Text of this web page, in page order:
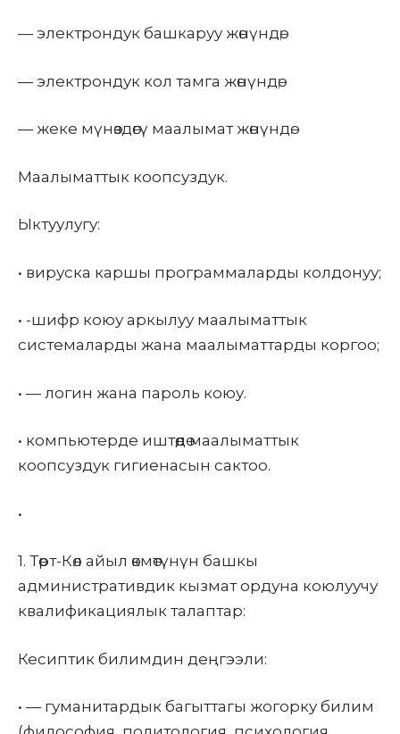
— электрондук башкаруу жөнүндө;
— электрондук кол тамга жөнүндө;
— жеке мүнөздөгү маалымат жөнүндө.
Маалыматтык коопсуздук.
Ыктуулугу:
• вируска каршы программаларды колдонуу;
• -шифр коюу аркылуу маалыматтык
системаларды жана маалыматтарды коргоо;
• — логин жана пароль коюу.
• компьютерде иштөөдө маалыматтык
коопсуздук гигиенасын сактоо.
•
1. Төрт-Көл айыл өкмөтүнүн башкы
административдик кызмат ордуна коюлуучу
квалификациялык талаптар:
Кесиптик билимдин деңгээли:
• — гуманитардык багыттагы жогорку билим